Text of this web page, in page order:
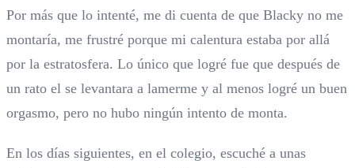
Por más que lo intenté, me di cuenta de que Blacky no me
montaría, me frustré porque mi calentura estaba por allá
por la estratosfera. Lo único que logré fue que después de
un rato el se levantara a lamerme y al menos logré un buen
orgasmo, pero no hubo ningún intento de monta.
En los días siguientes, en el colegio, escuché a unas